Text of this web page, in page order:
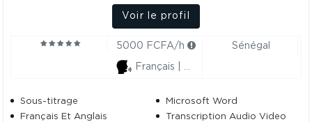
Voir le profil
5000 FCFA/h Sénégal
Français | Anglais
Sous-titrage
Microsoft Word
Français Et Anglais
Transcription Audio Video